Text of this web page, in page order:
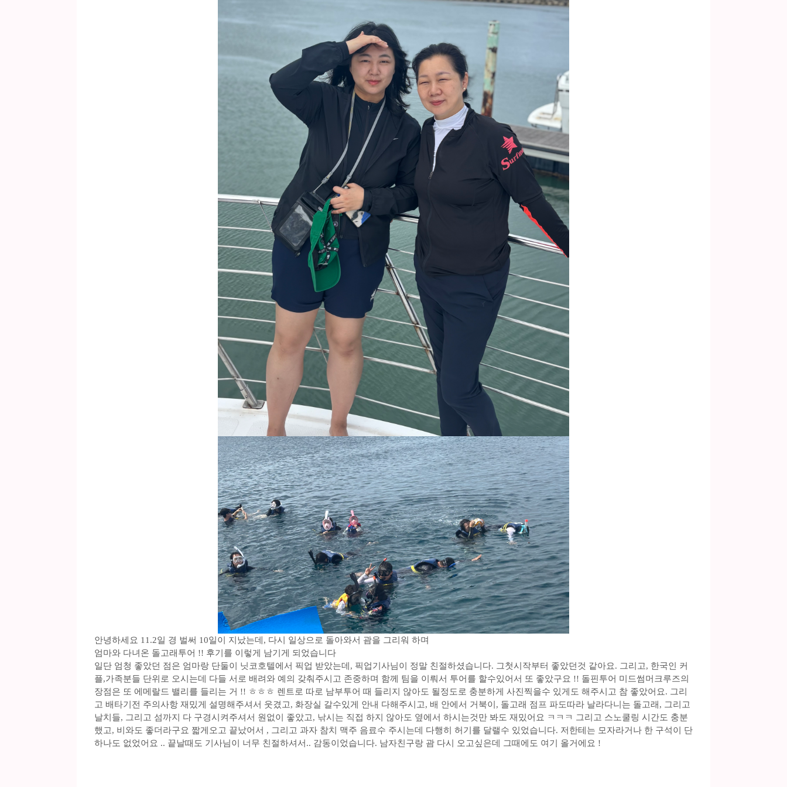
안녕하세요 11.2일 경 벌써 10일이 지났는데, 다시 일상으로 돌아와서 괌을 그리워 하며
엄마와 다녀온 돌고래투어 !! 후기를 이렇게 남기게 되었습니다
일단 엄청 좋았던 점은 엄마랑 단둘이 닛코호텔에서 픽업 받았는데, 픽업기사님이 정말 친절하셨습니다. 그첫시작부터 좋았던것 같아요. 그리고, 한국인 커
플,가족분들 단위로 오시는데 다들 서로 배려와 예의 갖춰주시고 존중하며 함께 팀을 이뤄서 투어를 할수있어서 또 좋았구요 !! 돌핀투어 미드썸머크루즈의
장점은 또 에메랄드 밸리를 들리는 거 !! ㅎㅎㅎ 렌트로 따로 남부투어 때 들리지 않아도 될정도로 충분하게 사진찍을수 있게도 해주시고 참 좋았어요. 그리
고 배타기전 주의사항 재밌게 설명해주셔서 웃겼고, 화장실 갈수있게 안내 다해주시고, 배 안에서 거북이, 돌고래 점프 파도따라 날라다니는 돌고래, 그리고
날치들, 그리고 섬까지 다 구경시켜주셔서 원없이 좋았고, 낚시는 직접 하지 않아도 옆에서 하시는것만 봐도 재밌어요 ㅋㅋㅋ 그리고 스노쿨링 시간도 충분
했고, 비와도 좋더라구요 짧게오고 끝났어서 , 그리고 과자 참치 맥주 음료수 주시는데 다행히 허기를 달랠수 있었습니다. 저한테는 모자라거나 한 구석이 단
하나도 없었어요 .. 끝날때도 기사님이 너무 친절하셔서.. 감동이었습니다. 남자친구랑 괌 다시 오고싶은데 그때에도 여기 올거에요 !